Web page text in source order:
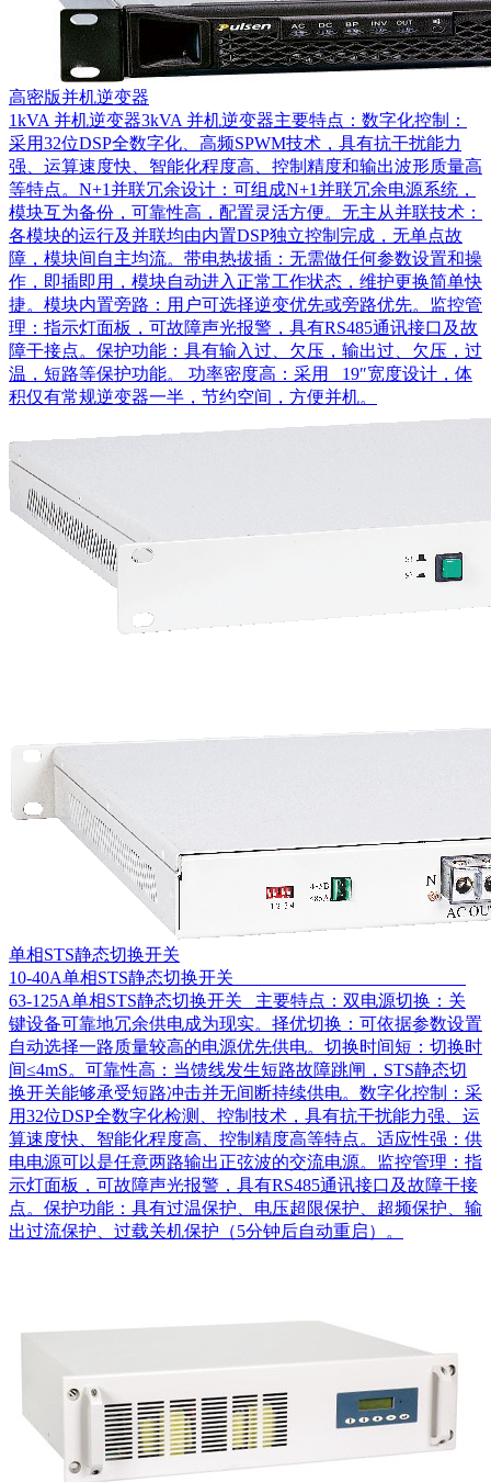
高密版并机逆变器
1kVA 并机逆变器3kVA 并机逆变器主要特点：数字化控制：
采用32位DSP全数字化、高频SPWM技术，具有抗干扰能力
强、运算速度快、智能化程度高、控制精度和输出波形质量高
等特点。N+1并联冗余设计：可组成N+1并联冗余电源系统，
模块互为备份，可靠性高，配置灵活方便。无主从并联技术：
各模块的运行及并联均由内置DSP独立控制完成，无单点故
障，模块间自主均流。带电热拔插：无需做任何参数设置和操
作，即插即用，模块自动进入正常工作状态，维护更换简单快
捷。模块内置旁路：用户可选择逆变优先或旁路优先。监控管
理：指示灯面板，可故障声光报警，具有RS485通讯接口及故
障干接点。保护功能：具有输入过、欠压，输出过、欠压，过
温，短路等保护功能。 功率密度高：采用 19″宽度设计，体
积仅有常规逆变器一半，节约空间，方便并机。
单相STS静态切换开关
10-40A单相STS静态切换开关
63-125A单相STS静态切换开关 主要特点：双电源切换：关
键设备可靠地冗余供电成为现实。择优切换：可依据参数设置
自动选择一路质量较高的电源优先供电。切换时间短：切换时
间≤4mS。可靠性高：当馈线发生短路故障跳闸，STS静态切
换开关能够承受短路冲击并无间断持续供电。数字化控制：采
用32位DSP全数字化检测、控制技术，具有抗干扰能力强、运
算速度快、智能化程度高、控制精度高等特点。适应性强：供
电电源可以是任意两路输出正弦波的交流电源。监控管理：指
示灯面板，可故障声光报警，具有RS485通讯接口及故障干接
点。保护功能：具有过温保护、电压超限保护、超频保护、输
出过流保护、过载关机保护（5分钟后自动重启）。